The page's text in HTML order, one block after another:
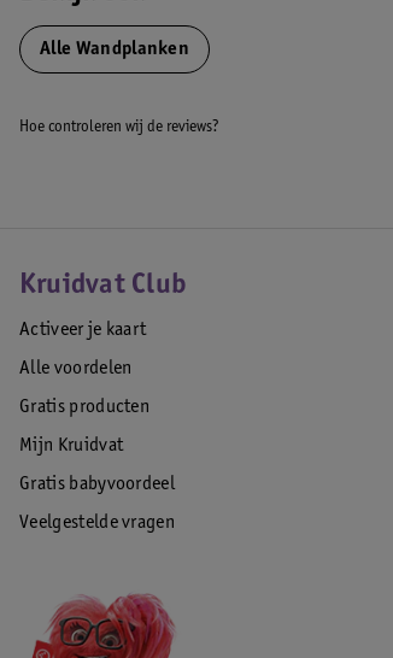
Alle Wandplanken
Hoe controleren wij de reviews?
Kruidvat Club
Activeer je kaart
Alle voordelen
Gratis producten
Mijn Kruidvat
Gratis babyvoordeel
Veelgestelde vragen